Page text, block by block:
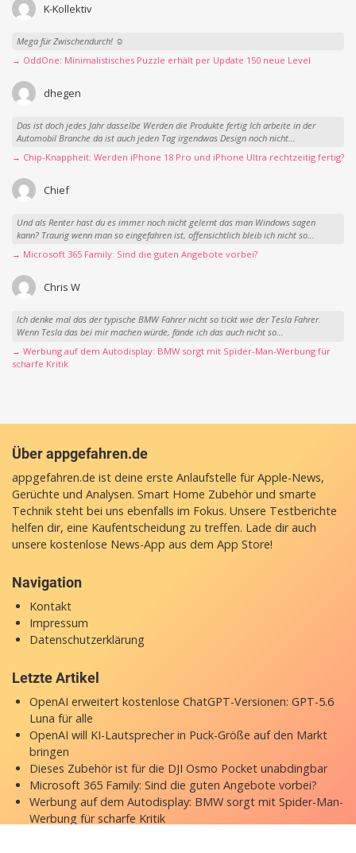
K-Kollektiv
Mega für Zwischendurch! ☺️
→ OddOne: Minimalistisches Puzzle erhält per Update 150 neue Level
dhegen
Das ist doch jedes Jahr dasselbe Werden die Produkte fertig Ich arbeite in der
Automobil Branche da ist auch jeden Tag irgendwas Design noch nicht...
→ Chip-Knappheit: Werden iPhone 18 Pro und iPhone Ultra rechtzeitig fertig?
Chief
Und als Renter hast du es immer noch nicht gelernt das man Windows sagen
kann? Traurig wenn man so eingefahren ist, offensichtlich bleib ich nicht so...
→ Microsoft 365 Family: Sind die guten Angebote vorbei?
Chris W
Ich denke mal das der typische BMW Fahrer nicht so tickt wie der Tesla Fahrer.
Wenn Tesla das bei mir machen würde, fände ich das auch nicht so...
→ Werbung auf dem Autodisplay: BMW sorgt mit Spider-Man-Werbung für
scharfe Kritik
Über appgefahren.de
appgefahren.de ist deine erste Anlaufstelle für Apple-News,
Gerüchte und Analysen. Smart Home Zubehör und smarte
Technik steht bei uns ebenfalls im Fokus. Unsere Testberichte
helfen dir, eine Kaufentscheidung zu treffen. Lade dir auch
unsere kostenlose News-App aus dem App Store!
Navigation
Kontakt
Impressum
Datenschutzerklärung
Letzte Artikel
OpenAI erweitert kostenlose ChatGPT-Versionen: GPT-5.6
Luna für alle
OpenAI will KI-Lautsprecher in Puck-Größe auf den Markt
bringen
Dieses Zubehör ist für die DJI Osmo Pocket unabdingbar
Microsoft 365 Family: Sind die guten Angebote vorbei?
Werbung auf dem Autodisplay: BMW sorgt mit Spider-Man-
Werbung für scharfe Kritik